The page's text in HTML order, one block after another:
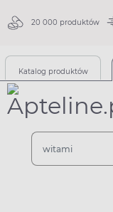
20 000 produktów
Katalog produktów